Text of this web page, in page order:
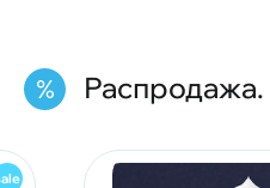
Распродажа.